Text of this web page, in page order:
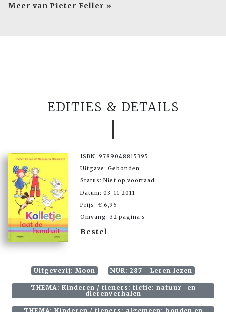
Meer van Pieter Feller »
EDITIES & DETAILS
ISBN: 9789048815395
Uitgave: Gebonden
Status: Niet op voorraad
Datum: 03-11-2011
Prijs: € 6,95
Omvang: 32 pagina's
Bestel
Uitgeverij: Moon NUR: 287 - Leren lezen
THEMA: Kinderen / tieners: fictie: natuur- en
dierenverhalen